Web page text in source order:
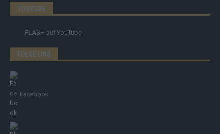
YOUTUBE
FLASH auf YouTube
FOLGE UNS
Facebook